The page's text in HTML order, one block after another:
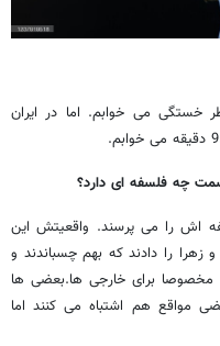
معمولا ساعت 7و8 به خاطر خستگی می خوابم. اما در ایران
چه فلسفه ای دارد؟
را می پرسند. واقعیتش این
را دادند که بهم چسباندند و
برای خارجی ها.بعضی ها
مواقع هم اشتباه می کنند اما